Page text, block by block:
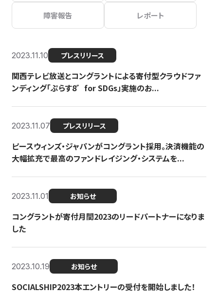
障害報告 レポート
2023.11.10 プレスリリース
関西テレビ放送とコングラントによる寄付型クラウドファ
ンディング「ぷらす8゛for SDGs」実施のお...
2023.11.07 プレスリリース
ピースウィンズ・ジャパンがコングラント採用。決済機能の
大幅拡充で最高のファンドレイジング・システムを...
2023.11.01 お知らせ
コングラントが寄付月間2023のリードパートナーになりま
した
2023.10.19 お知らせ
SOCIALSHIP2023本エントリーの受付を開始しました！